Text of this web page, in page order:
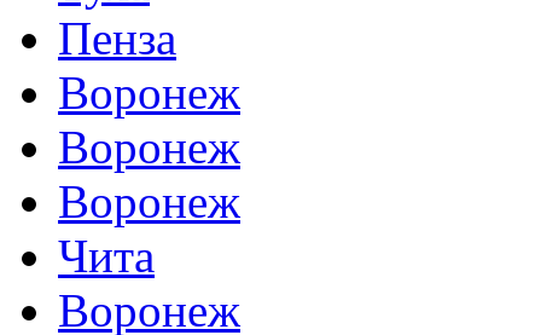
Пенза
Воронеж
Воронеж
Воронеж
Чита
Воронеж